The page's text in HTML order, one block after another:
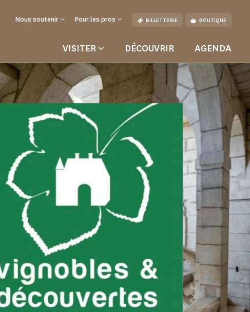
Nous soutenir Pour les pros BILLETTERIE BOUTIQUE
VISITER DÉCOUVRIR AGENDA